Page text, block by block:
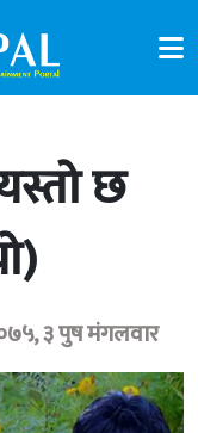
छ
३ पुष मंगलवार